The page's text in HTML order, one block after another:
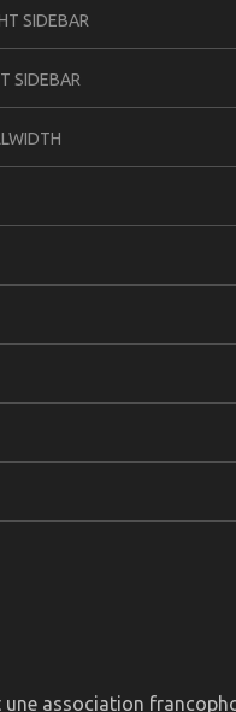
SIDEBAR
SIDEBAR
une association